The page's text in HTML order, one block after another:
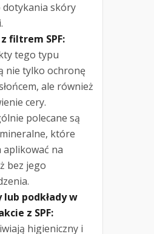
dotykania skóry
filtrem SPF:
tego typu
nie tylko ochronę
ale również
cery.
polecane są
które
aplikować na
bez jego
lub podkłady w
z SPF:
higieniczny i